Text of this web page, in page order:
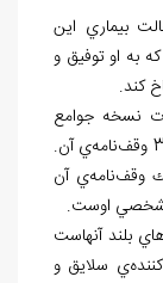
بيماري اين
به او توفيق و
كند.
نسخه جوامع
نامهي آن.
وقفنامهي آن
شخصي اوست.
بلند آن‏هاست
ي سلايق و